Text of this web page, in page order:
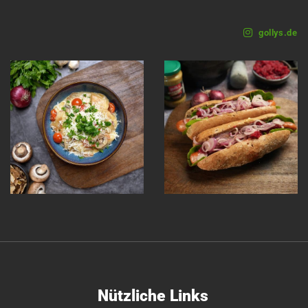
gollys.de
Nützliche Links